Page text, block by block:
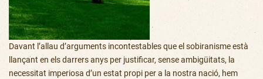
Davant l’allau d’arguments incontestables que el sobiranisme està
llançant en els darrers anys per justificar, sense ambigüitats, la
necessitat imperiosa d’un estat propi per a la nostra nació, hem